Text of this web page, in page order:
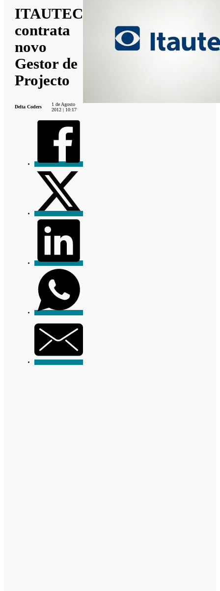
ITAUTEC
contrata
novo
Gestor de
Projecto
Delta Coders
1 de Agosto
2012 | 10:17